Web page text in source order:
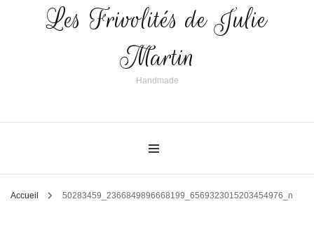
Les Frivolités de Julie
Martin
Handmade
Accueil 50283459_2366849896668199_6569323015203454976_n